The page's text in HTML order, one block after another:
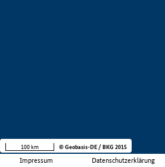
Impressum Datenschutzerklärung
100 km © Geobasis-DE / BKG 2015